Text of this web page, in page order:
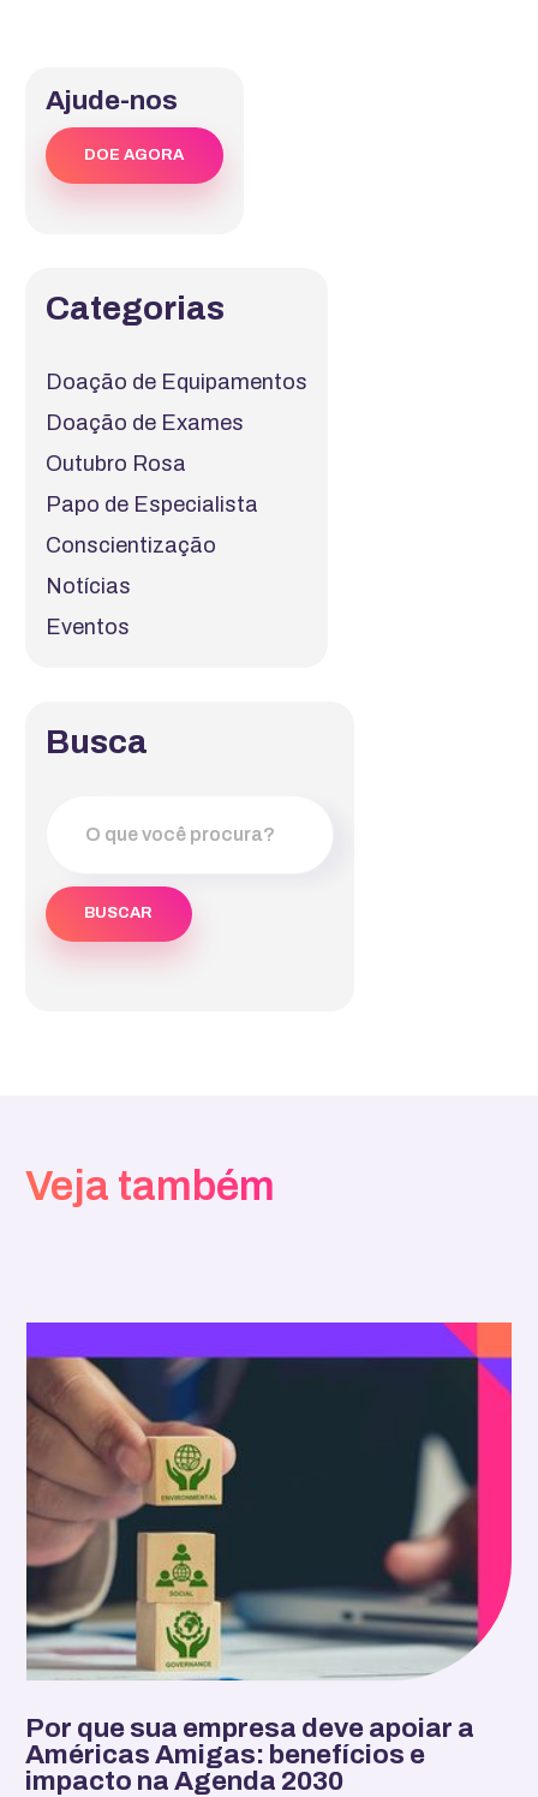
Ajude-nos
DOE AGORA
Categorias
Doação de Equipamentos
Doação de Exames
Outubro Rosa
Papo de Especialista
Conscientização
Notícias
Eventos
Busca
Veja também
Por que sua empresa deve apoiar a
Américas Amigas: benefícios e
impacto na Agenda 2030